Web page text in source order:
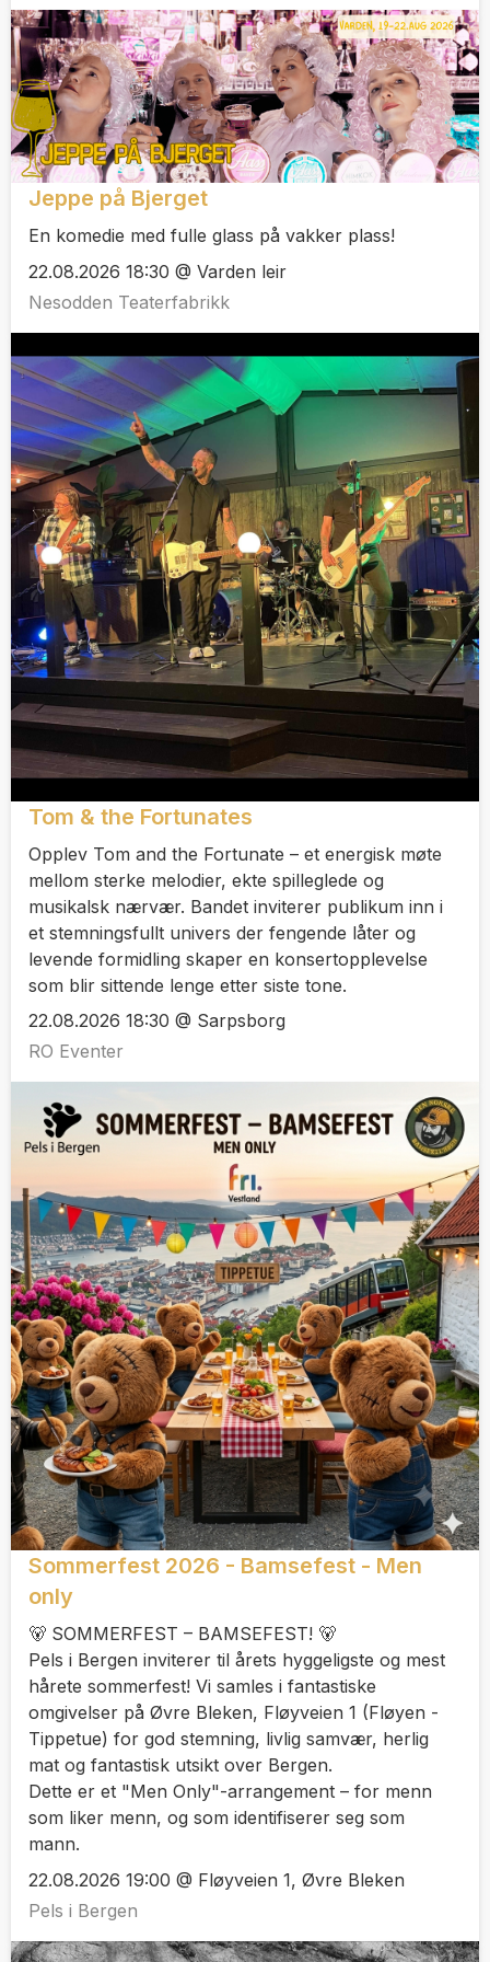
Jeppe på Bjerget
En komedie med fulle glass på vakker plass!
22.08.2026 18:30 @ Varden leir
Nesodden Teaterfabrikk
Tom & the Fortunates
Opplev Tom and the Fortunate – et energisk møte
mellom sterke melodier, ekte spilleglede og
musikalsk nærvær. Bandet inviterer publikum inn i
et stemningsfullt univers der fengende låter og
levende formidling skaper en konsertopplevelse
som blir sittende lenge etter siste tone.
22.08.2026 18:30 @ Sarpsborg
RO Eventer
Sommerfest 2026 - Bamsefest - Men
only
🐻 SOMMERFEST – BAMSEFEST! 🐻
Pels i Bergen inviterer til årets hyggeligste og mest
hårete sommerfest! Vi samles i fantastiske
omgivelser på Øvre Bleken, Fløyveien 1 (Fløyen -
Tippetue) for god stemning, livlig samvær, herlig
mat og fantastisk utsikt over Bergen.
Dette er et "Men Only"-arrangement – for menn
som liker menn, og som identifiserer seg som
mann.
22.08.2026 19:00 @ Fløyveien 1, Øvre Bleken
Pels i Bergen